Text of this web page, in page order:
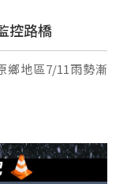
控路橋
鄉地區7/11雨勢漸